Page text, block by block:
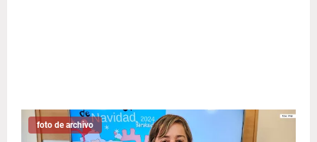
foto de archivo